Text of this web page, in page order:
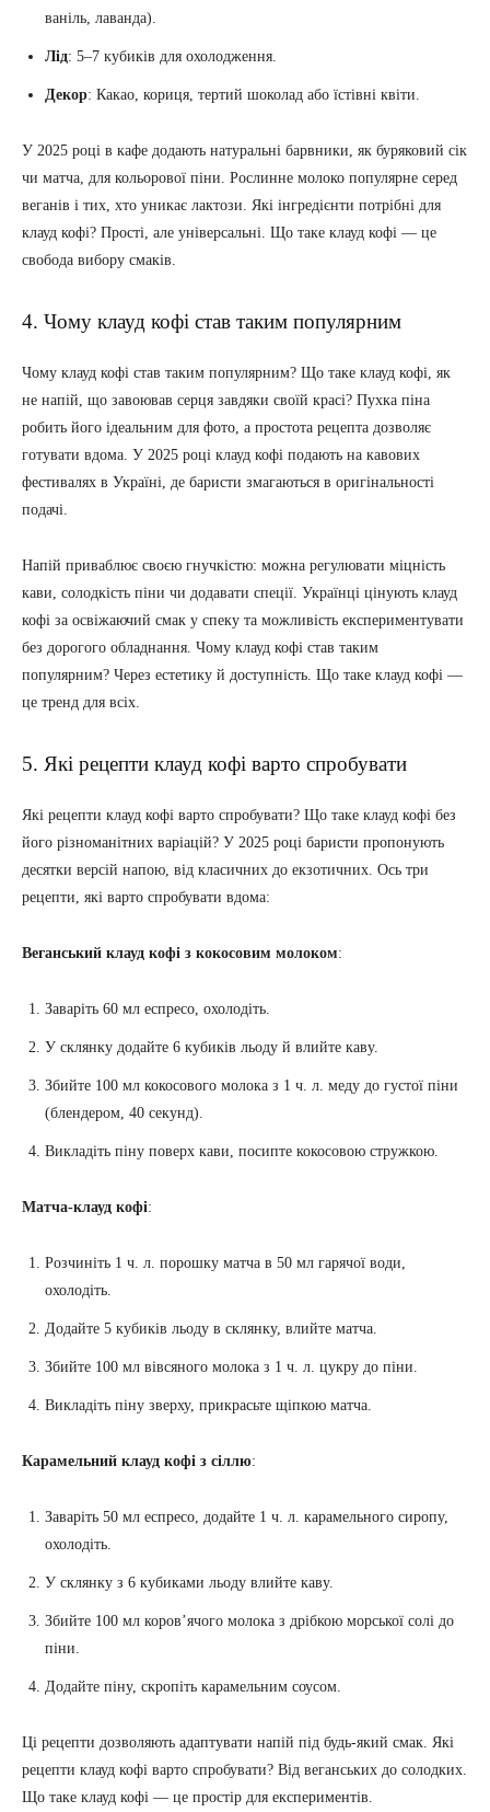
ваніль, лаванда).
Лід: 5–7 кубиків для охолодження.
Декор: Какао, кориця, тертий шоколад або їстівні квіти.
У 2025 році в кафе додають натуральні барвники, як буряковий сік
чи матча, для кольорової піни. Рослинне молоко популярне серед
веганів і тих, хто уникає лактози. Які інгредієнти потрібні для
клауд кофі? Прості, але універсальні. Що таке клауд кофі — це
свобода вибору смаків.
4. Чому клауд кофі став таким популярним
Чому клауд кофі став таким популярним? Що таке клауд кофі, як
не напій, що завоював серця завдяки своїй красі? Пухка піна
робить його ідеальним для фото, а простота рецепта дозволяє
готувати вдома. У 2025 році клауд кофі подають на кавових
фестивалях в Україні, де баристи змагаються в оригінальності
подачі.
Напій приваблює своєю гнучкістю: можна регулювати міцність
кави, солодкість піни чи додавати спеції. Українці цінують клауд
кофі за освіжаючий смак у спеку та можливість експериментувати
без дорогого обладнання. Чому клауд кофі став таким
популярним? Через естетику й доступність. Що таке клауд кофі —
це тренд для всіх.
5. Які рецепти клауд кофі варто спробувати
Які рецепти клауд кофі варто спробувати? Що таке клауд кофі без
його різноманітних варіацій? У 2025 році баристи пропонують
десятки версій напою, від класичних до екзотичних. Ось три
рецепти, які варто спробувати вдома:
Веганський клауд кофі з кокосовим молоком:
Заваріть 60 мл еспресо, охолодіть.
У склянку додайте 6 кубиків льоду й влийте каву.
Збийте 100 мл кокосового молока з 1 ч. л. меду до густої піни
(блендером, 40 секунд).
Викладіть піну поверх кави, посипте кокосовою стружкою.
Матча-клауд кофі:
Розчиніть 1 ч. л. порошку матча в 50 мл гарячої води,
охолодіть.
Додайте 5 кубиків льоду в склянку, влийте матча.
Збийте 100 мл вівсяного молока з 1 ч. л. цукру до піни.
Викладіть піну зверху, прикрасьте щіпкою матча.
Карамельний клауд кофі з сіллю:
Заваріть 50 мл еспресо, додайте 1 ч. л. карамельного сиропу,
охолодіть.
У склянку з 6 кубиками льоду влийте каву.
Збийте 100 мл коров’ячого молока з дрібкою морської солі до
піни.
Додайте піну, скропіть карамельним соусом.
Ці рецепти дозволяють адаптувати напій під будь-який смак. Які
рецепти клауд кофі варто спробувати? Від веганських до солодких.
Що таке клауд кофі — це простір для експериментів.